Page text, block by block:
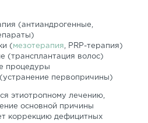
(антиандрогенные,
( мезотерапия , PRP-терапия)
(трансплантация волос)
процедуры
первопричины)
этиотропному лечению,
основной причины
коррекцию дефицитных